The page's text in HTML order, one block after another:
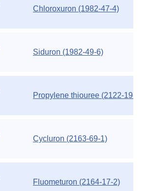
Chloroxuron (1982-47-4)
Siduron (1982-49-6)
Propylene thiouree (2122-19-2)
Cycluron (2163-69-1)
Fluometuron (2164-17-2)